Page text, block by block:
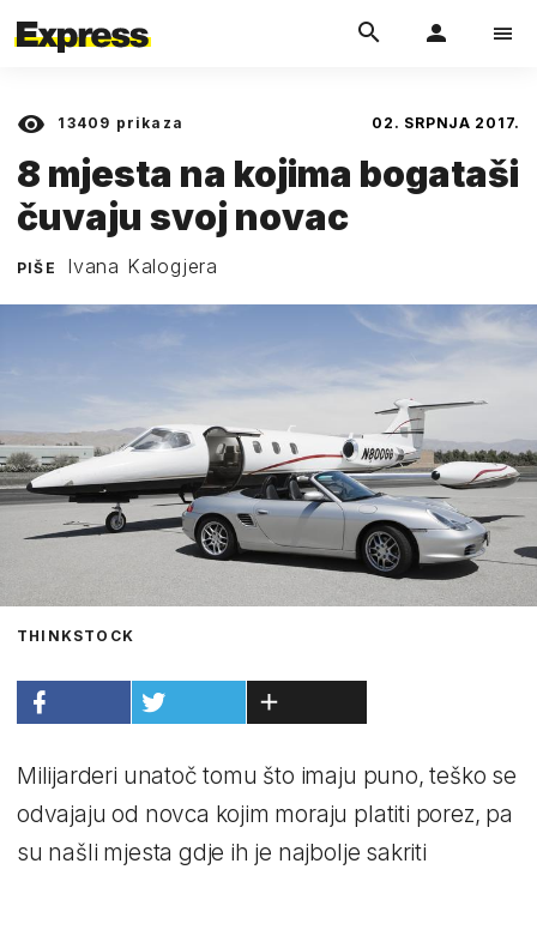
13409 prikaza 02. SRPNJA 2017.
8 mjesta na kojima bogataši
čuvaju svoj novac
PIŠE Ivana Kalogjera
THINKSTOCK
Milijarderi unatoč tomu što imaju puno, teško se
odvajaju od novca kojim moraju platiti porez, pa
su našli mjesta gdje ih je najbolje sakriti